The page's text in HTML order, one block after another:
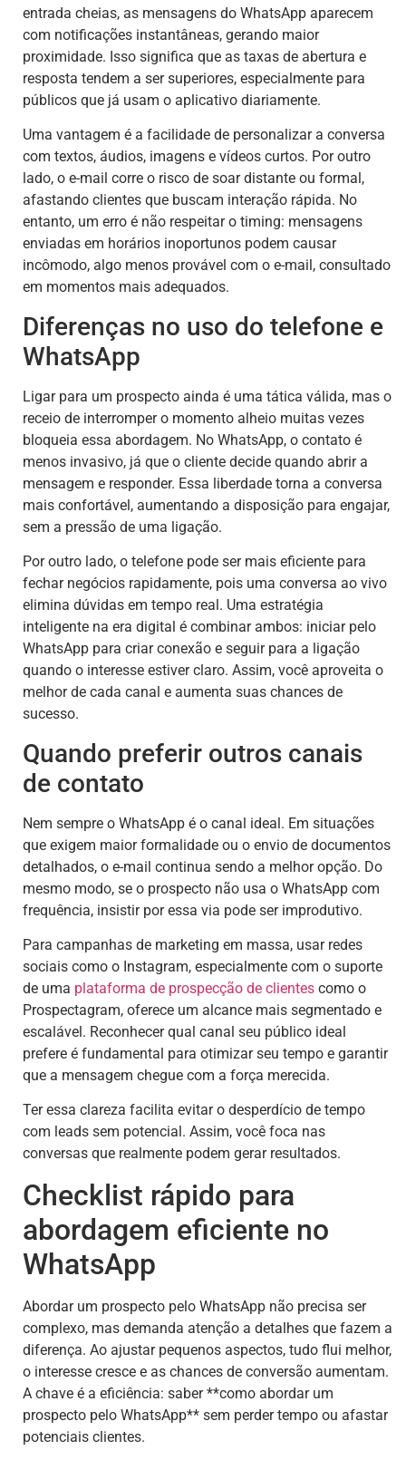
entrada cheias, as mensagens do WhatsApp aparecem
com notificações instantâneas, gerando maior
proximidade. Isso significa que as taxas de abertura e
resposta tendem a ser superiores, especialmente para
públicos que já usam o aplicativo diariamente.
Uma vantagem é a facilidade de personalizar a conversa
com textos, áudios, imagens e vídeos curtos. Por outro
lado, o e-mail corre o risco de soar distante ou formal,
afastando clientes que buscam interação rápida. No
entanto, um erro é não respeitar o timing: mensagens
enviadas em horários inoportunos podem causar
incômodo, algo menos provável com o e-mail, consultado
em momentos mais adequados.
Diferenças no uso do telefone e
WhatsApp
Ligar para um prospecto ainda é uma tática válida, mas o
receio de interromper o momento alheio muitas vezes
bloqueia essa abordagem. No WhatsApp, o contato é
menos invasivo, já que o cliente decide quando abrir a
mensagem e responder. Essa liberdade torna a conversa
mais confortável, aumentando a disposição para engajar,
sem a pressão de uma ligação.
Por outro lado, o telefone pode ser mais eficiente para
fechar negócios rapidamente, pois uma conversa ao vivo
elimina dúvidas em tempo real. Uma estratégia
inteligente na era digital é combinar ambos: iniciar pelo
WhatsApp para criar conexão e seguir para a ligação
quando o interesse estiver claro. Assim, você aproveita o
melhor de cada canal e aumenta suas chances de
sucesso.
Quando preferir outros canais
de contato
Nem sempre o WhatsApp é o canal ideal. Em situações
que exigem maior formalidade ou o envio de documentos
detalhados, o e-mail continua sendo a melhor opção. Do
mesmo modo, se o prospecto não usa o WhatsApp com
frequência, insistir por essa via pode ser improdutivo.
Para campanhas de marketing em massa, usar redes
sociais como o Instagram, especialmente com o suporte
de uma plataforma de prospecção de clientes como o
Prospectagram, oferece um alcance mais segmentado e
escalável. Reconhecer qual canal seu público ideal
prefere é fundamental para otimizar seu tempo e garantir
que a mensagem chegue com a força merecida.
Ter essa clareza facilita evitar o desperdício de tempo
com leads sem potencial. Assim, você foca nas
conversas que realmente podem gerar resultados.
Checklist rápido para
abordagem eficiente no
WhatsApp
Abordar um prospecto pelo WhatsApp não precisa ser
complexo, mas demanda atenção a detalhes que fazem a
diferença. Ao ajustar pequenos aspectos, tudo flui melhor,
o interesse cresce e as chances de conversão aumentam.
A chave é a eficiência: saber **como abordar um
prospecto pelo WhatsApp** sem perder tempo ou afastar
potenciais clientes.